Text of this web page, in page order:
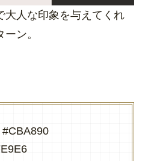
大人な印象を与えてくれ
ン。